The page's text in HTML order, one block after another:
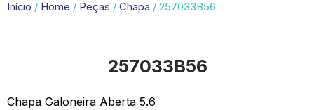
Início / Home / Peças / Chapa / 257033B56
257033B56
Chapa Galoneira Aberta 5.6